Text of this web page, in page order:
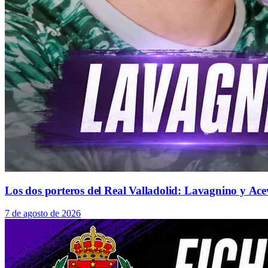
Los dos porteros del Real Valladolid: Lavagnino y
7 de agosto de 2026